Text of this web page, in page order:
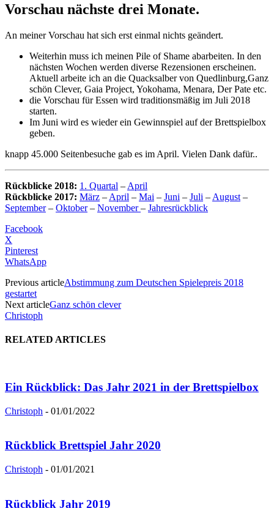
Vorschau nächste drei Monate.
An meiner Vorschau hat sich erst einmal nichts geändert.
Weiterhin muss ich meinen Pile of Shame abarbeiten. In den
nächsten Wochen werden diverse Rezensionen erscheinen.
Aktuell arbeite ich an die Quacksalber von Quedlinburg,Ganz
schön Clever, Gaia Project, Yokohama, Menara, Der Pate etc.
die Vorschau für Essen wird traditionsmäßig im Juli 2018
starten.
Im Juni wird es wieder ein Gewinnspiel auf der Brettspielbox
geben.
knapp 45.000 Seitenbesuche gab es im April. Vielen Dank dafür..
Rückblicke 2018: 1. Quartal – April
Rückblicke 2017: März – April – Mai – Juni – Juli – August –
September– Oktober– November– Jahresrückblick
Facebook
X
Pinterest
WhatsApp
Previous articleAbstimmung zum Deutschen Spielepreis 2018
gestartet
Next articleGanz schön clever
Christoph
RELATED ARTICLES
Ein Rückblick: Das Jahr 2021 in der Brettspielbox
Christoph - 01/01/2022
Rückblick Brettspiel Jahr 2020
Christoph - 01/01/2021
Rückblick Jahr 2019